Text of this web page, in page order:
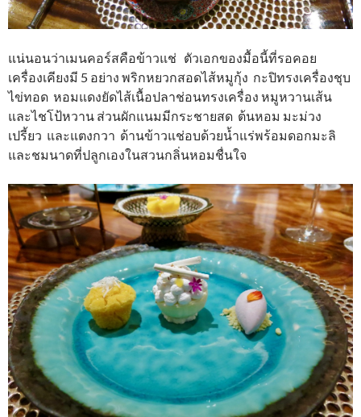
แน่นอนว่าเมนคอร์สคือข้าวแช่ ตัวเอกของมื้อนี้ที่รอคอย
เครื่องเคียงมี 5 อย่าง พริกหยวกสอดไส้หมูกุ้ง กะปิทรงเครื่องชุบ
ไข่ทอด หอมแดงยัดไส้เนื้อปลาช่อนทรงเครื่อง หมูหวานเส้น
และไชโป้หวาน ส่วนผักแนมมีกระชายสด ต้นหอม มะม่วง
เปรี้ยว และแตงกวา ด้านข้าวแช่อบด้วยน้ำแร่พร้อมดอกมะลิ
และชมนาดที่ปลูกเองในสวนกลิ่นหอมชื่นใจ